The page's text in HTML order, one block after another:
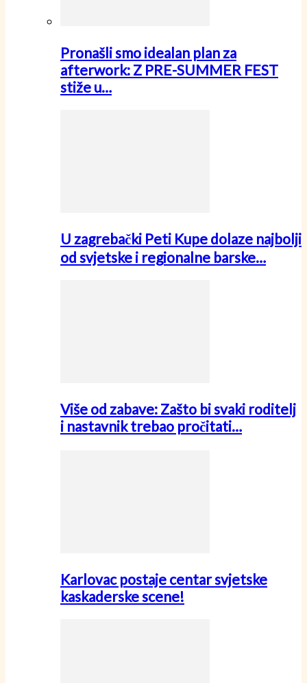
Pronašli smo idealan plan za
afterwork: Z PRE-SUMMER FEST
stiže u…
U zagrebački Peti Kupe dolaze najbolji
od svjetske i regionalne barske…
Više od zabave: Zašto bi svaki roditelj
i nastavnik trebao pročitati…
Karlovac postaje centar svjetske
kaskaderske scene!